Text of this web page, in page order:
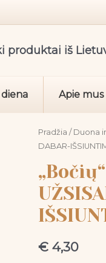
produktai iš
Apie mus
Pradžia / Duona
DABAR-
€ 4,30
produkto
kiekis:
„Bočių“
duona
raikyta
800g.
GALIMA